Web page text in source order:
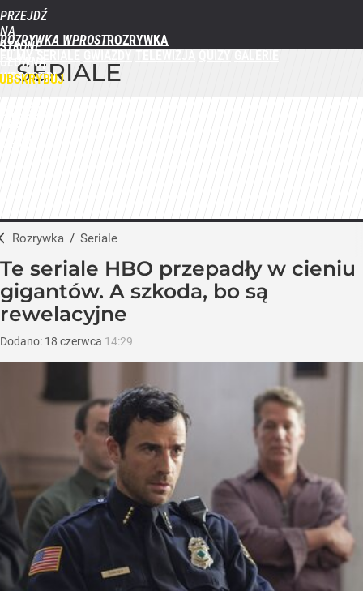
PRZEJDŹ
NA
STRONĘ
GŁÓWNĄ
WPROST.PL
ROZRYWKA WPROST
SERIALE
Rozrywka / Seriale
Te seriale HBO przepadły w cieniu
gigantów. A szkoda, bo są
rewelacyjne
Dodano: 18 czerwca 14:29